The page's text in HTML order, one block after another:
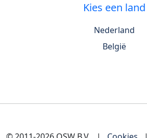
Kies een land
Nederland
België